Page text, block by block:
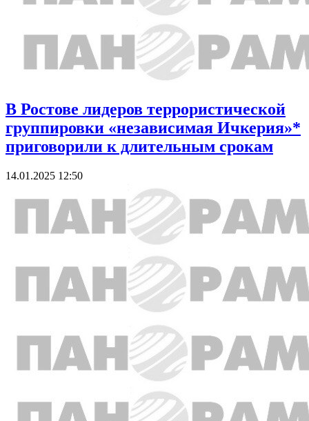
В Ростове лидеров террористической
группировки «независимая Ичкерия»*
приговорили к длительным срокам
14.01.2025 12:50